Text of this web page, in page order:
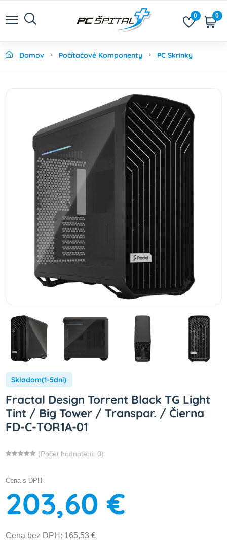
0 0
Domov Počítačové Komponenty PC Skrinky
Skladom(1-5dni)
Fractal Design Torrent Black TG Light
Tint / Big Tower / Transpar. / Čierna
FD-C-TOR1A-01
(Počet hodnotení: 0)
Cena s DPH
203,60 €
Cena bez DPH: 165,53 €